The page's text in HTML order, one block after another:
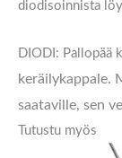
diodisoinnista
DIODI: Pallopää
keräilykappale.
saataville, sen
Tutustu myös